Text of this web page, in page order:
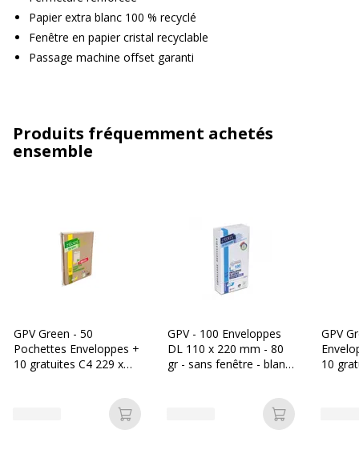
Papier extra blanc 100 % recyclé
Fenêtre en papier cristal recyclable
Passage machine offset garanti
Produits fréquemment achetés
ensemble
GPV Green - 50
Pochettes Enveloppes +
10 gratuites C4 229 x
Ajouter au panier
GPV - 100 Enveloppes
DL 110 x 220 mm - 80
gr - sans fenêtre - blanc
Ajouter au
GPV
10